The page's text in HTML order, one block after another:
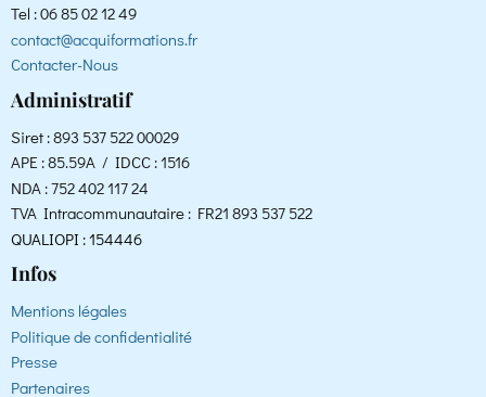
Tel : 06 85 02 12 49
contact@acquiformations.fr
Contacter-Nous
Administratif
Siret : 893 537 522 00029
APE : 85.59A / IDCC : 1516
NDA : 752 402 117 24
TVA Intracommunautaire : FR21 893 537 522
QUALIOPI : 154446
Infos
Mentions légales
Politique de confidentialité
Presse
Partenaires